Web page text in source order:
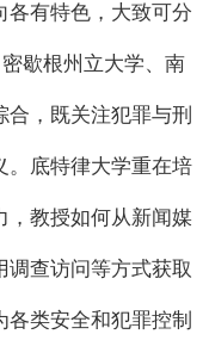
各有特色，大致可分
歇根州立大学、南
，既关注犯罪与刑
。底特律大学重在培
，教授如何从新闻媒
调查访问等方式获取
类安全和犯罪控制